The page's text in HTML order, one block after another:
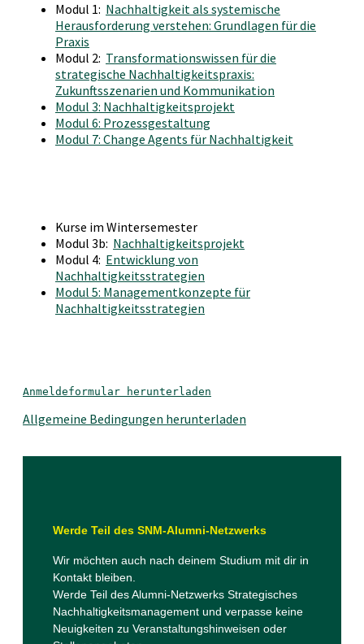
Modul 1: Nachhaltigkeit als systemische
Herausforderung verstehen: Grundlagen für die
Praxis
Modul 2: Transformationswissen für die
strategische Nachhaltigkeitspraxis:
Zukunftsszenarien und Kommunikation
Modul 3: Nachhaltigkeitsprojekt
Modul 6: Prozessgestaltung
Modul 7: Change Agents für Nachhaltigkeit
Kurse im Wintersemester
Modul 3b: Nachhaltigkeitsprojekt
Modul 4: Entwicklung von
Nachhaltigkeitsstrategien
Modul 5: Managementkonzepte für
Nachhaltigkeitsstrategien
Anmeldeformular herunterladen
Allgemeine Bedingungen herunterladen